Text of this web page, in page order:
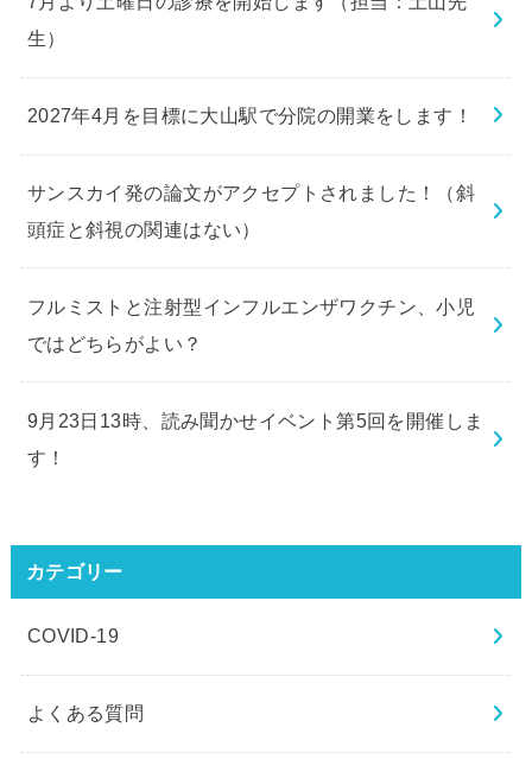
生）
2027年4月を目標に大山駅で分院の開業をします！
サンスカイ発の論文がアクセプトされました！（斜
頭症と斜視の関連はない）
フルミストと注射型インフルエンザワクチン、小児
ではどちらがよい？
9月23日13時、読み聞かせイベント第5回を開催しま
す！
カテゴリー
COVID-19
よくある質問